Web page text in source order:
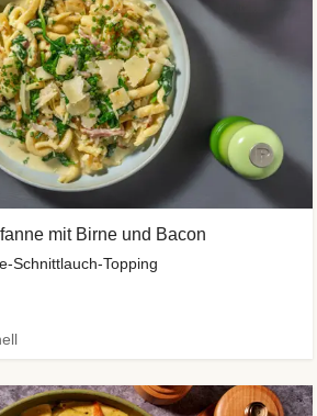
mit Birne und Bacon
Schnittlauch-Topping